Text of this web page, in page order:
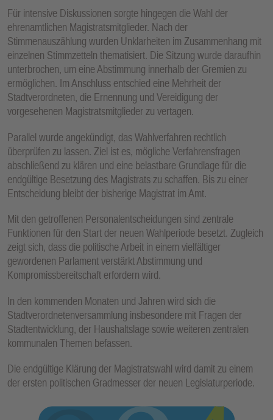
Für intensive Diskussionen sorgte hingegen die Wahl der
ehrenamtlichen Magistratsmitglieder. Nach der
Stimmenauszählung wurden Unklarheiten im Zusammenhang mit
einzelnen Stimmzetteln thematisiert. Die Sitzung wurde daraufhin
unterbrochen, um eine Abstimmung innerhalb der Gremien zu
ermöglichen. Im Anschluss entschied eine Mehrheit der
Stadtverordneten, die Ernennung und Vereidigung der
vorgesehenen Magistratsmitglieder zu vertagen.
Parallel wurde angekündigt, das Wahlverfahren rechtlich
überprüfen zu lassen. Ziel ist es, mögliche Verfahrensfragen
abschließend zu klären und eine belastbare Grundlage für die
endgültige Besetzung des Magistrats zu schaffen. Bis zu einer
Entscheidung bleibt der bisherige Magistrat im Amt.
Mit den getroffenen Personalentscheidungen sind zentrale
Funktionen für den Start der neuen Wahlperiode besetzt. Zugleich
zeigt sich, dass die politische Arbeit in einem vielfältiger
gewordenen Parlament verstärkt Abstimmung und
Kompromissbereitschaft erfordern wird.
In den kommenden Monaten und Jahren wird sich die
Stadtverordnetenversammlung insbesondere mit Fragen der
Stadtentwicklung, der Haushaltslage sowie weiteren zentralen
kommunalen Themen befassen.
Die endgültige Klärung der Magistratswahl wird damit zu einem
der ersten politischen Gradmesser der neuen Legislaturperiode.